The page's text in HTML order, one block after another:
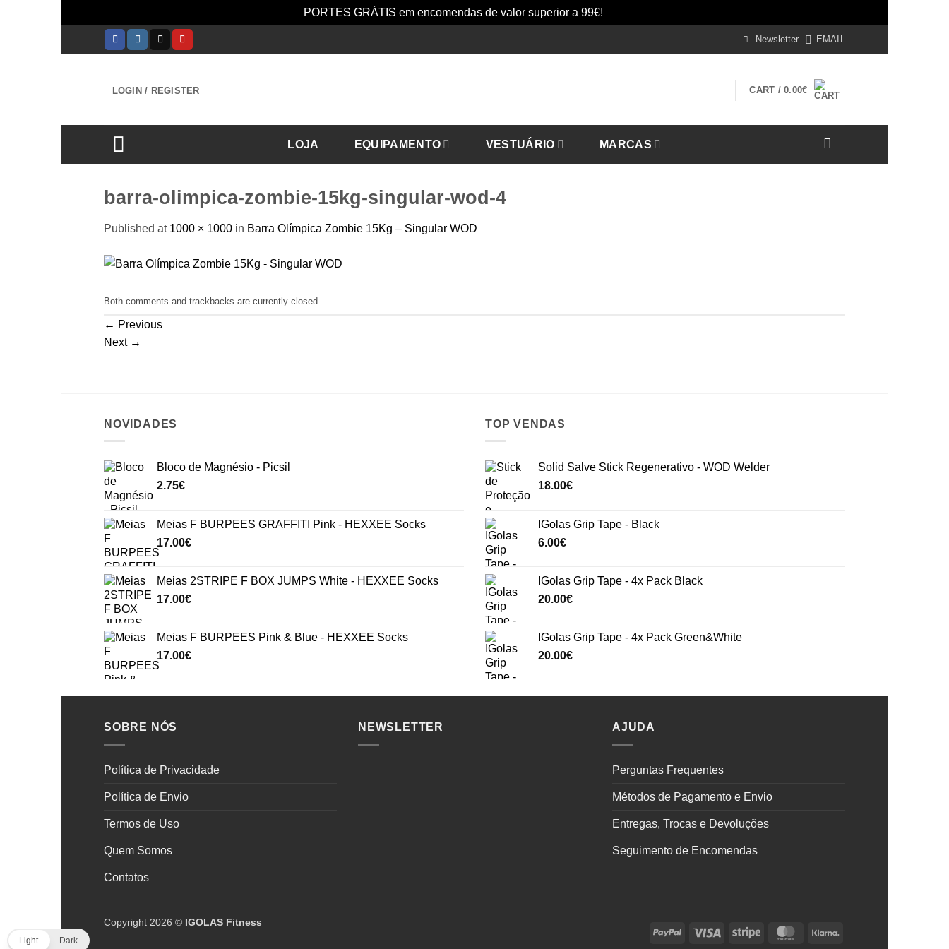
PORTES GRÁTIS em encomendas de valor superior a 99€!
Newsletter EMAIL
LOGIN / REGISTER CART /0.00€
LOJA EQUIPAMENTO VESTUÁRIO MARCAS
barra-olimpica-zombie-15kg-singular-wod-4
Published at 1000 × 1000 in Barra Olímpica Zombie 15Kg – Singular WOD
Both comments and trackbacks are currently closed.
← Previous
Next →
NOVIDADES
Bloco de Magnésio - Picsil
2.75€
Meias F BURPEES GRAFFITI Pink - HEXXEE Socks
17.00€
Meias 2STRIPE F BOX JUMPS White - HEXXEE Socks
17.00€
Meias F BURPEES Pink & Blue - HEXXEE Socks
17.00€
TOP VENDAS
Solid Salve Stick Regenerativo - WOD Welder
18.00€
IGolas Grip Tape - Black
6.00€
IGolas Grip Tape - 4x Pack Black
20.00€
IGolas Grip Tape - 4x Pack Green&White
20.00€
SOBRE NÓS
Política de Privacidade
Política de Envio
Termos de Uso
Quem Somos
Contatos
NEWSLETTER AJUDA
Perguntas Frequentes
Métodos de Pagamento e Envio
Entregas, Trocas e Devoluções
Seguimento de Encomendas
PayPal Visa Stripe MasterCard
Copyright 2026 © IGOLAS Fitness
Light Dark